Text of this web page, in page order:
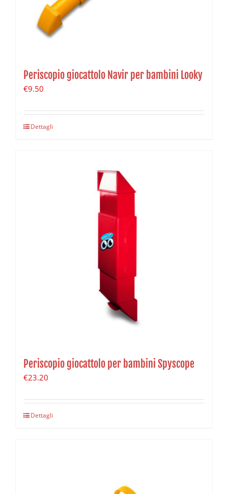
Periscopio giocattolo Navir per bambini Looky
€9.50
Dettagli
Periscopio giocattolo per bambini Spyscope
€23.20
Dettagli